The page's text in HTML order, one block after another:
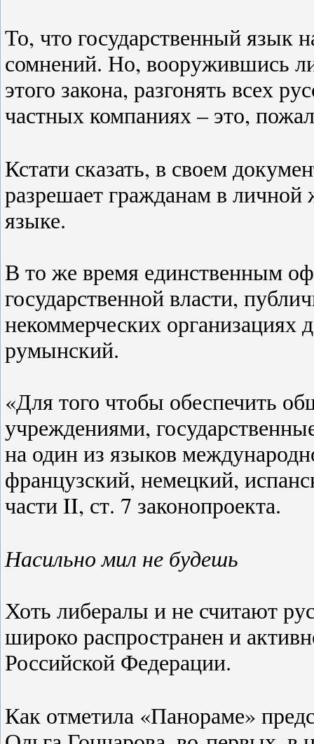
То, что государственный язык
сомнений. Но, вооружившись
этого закона, разгонять всех
частных компаниях – это,
Кстати сказать, в своем
разрешает гражданам в личной
языке.
В то же время единственным
государственной власти,
некоммерческих организациях
румынский.
«Для того чтобы обеспечить
учреждениями,
на один из языков
французский, немецкий,
части II, ст. 7 законопроекта.
Насильно мил не будешь
Хоть либералы и не считают
широко распространен и
Российской Федерации.
Как отметила «Панораме»